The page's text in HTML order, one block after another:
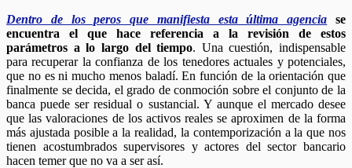
Dentro de los peros que manifiesta esta última agencia se
encuentra el que hace referencia a la revisión de estos
parámetros a lo largo del tiempo. Una cuestión, indispensable
para recuperar la confianza de los tenedores actuales y potenciales,
que no es ni mucho menos baladí. En función de la orientación que
finalmente se decida, el grado de conmoción sobre el conjunto de la
banca puede ser residual o sustancial. Y aunque el mercado desee
que las valoraciones de los activos reales se aproximen de la forma
más ajustada posible a la realidad, la contemporización a la que nos
tienen acostumbrados supervisores y actores del sector bancario
hacen temer que no va a ser así.